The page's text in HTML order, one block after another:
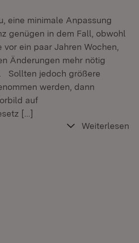
eine minimale Anpassung
genügen in dem Fall, obwohl
ein paar Jahren Wochen,
Änderungen mehr nötig
Sollten jedoch größere
werden, dann
auf
[…]
Weiterlesen